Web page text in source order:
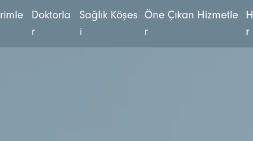
rim e
Doktorla
r
Sağ ık Köşes
i
Öne Çıkan Hizmetle
r
H
r